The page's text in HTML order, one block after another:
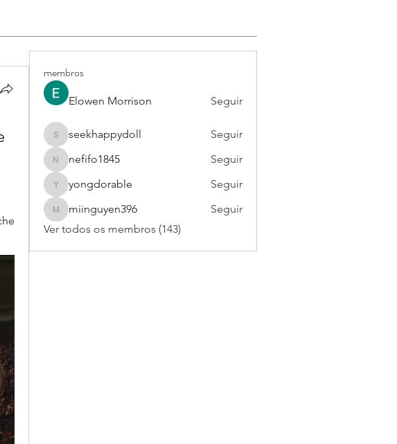
membros
Elowen Morrison Seguir
seekhappydoll
seekhappydoll Seguir
nefifo1845
nefifo1845 Seguir
yongdorable
yongdorable Seguir
miinguyen396
miinguyen396
Seguir
Ver todos os membros (143)